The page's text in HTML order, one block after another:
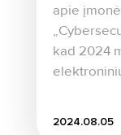
apie
kad 2024
2024.08.05